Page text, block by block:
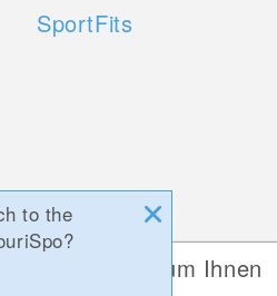
SportFits
to the
Cookies, um Ihnen